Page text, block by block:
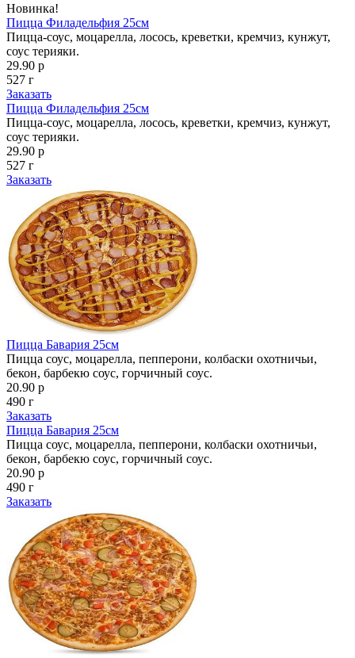
Новинка!
Пицца Филадельфия 25см
Пицца-соус, моцарелла, лосось, креветки, кремчиз, кунжут,
соус терияки.
29.90 р
527 г
Заказать
Пицца Филадельфия 25см
Пицца-соус, моцарелла, лосось, креветки, кремчиз, кунжут,
соус терияки.
29.90 р
527 г
Заказать
Пицца Бавария 25см
Пицца соус, моцарелла, пепперони, колбаски охотничьи,
бекон, барбекю соус, горчичный соус.
20.90 р
490 г
Заказать
Пицца Бавария 25см
Пицца соус, моцарелла, пепперони, колбаски охотничьи,
бекон, барбекю соус, горчичный соус.
20.90 р
490 г
Заказать